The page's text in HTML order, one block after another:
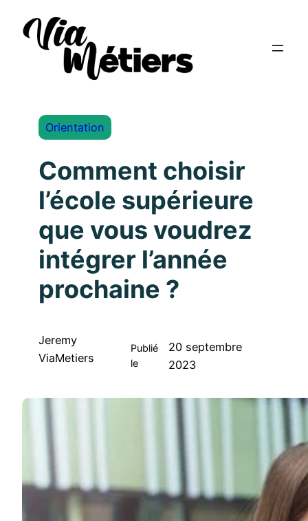
Orientation
Comment choisir
l’école supérieure
que vous voudrez
intégrer l’année
prochaine ?
Jeremy
ViaMetiers
Publié
le
20 septembre
2023